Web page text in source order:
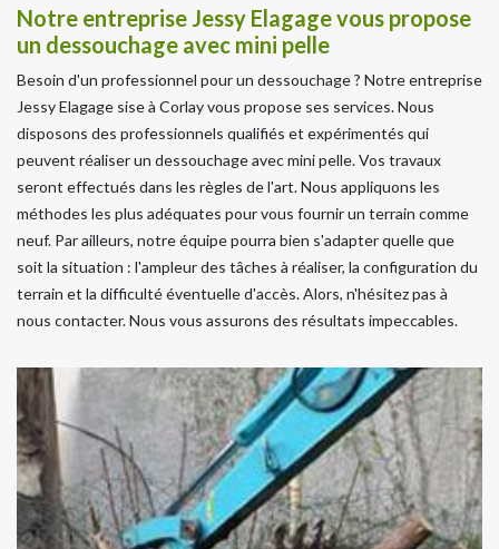
Notre entreprise Jessy Elagage vous propose
un dessouchage avec mini pelle
Besoin d'un professionnel pour un dessouchage ? Notre entreprise
Jessy Elagage sise à Corlay vous propose ses services. Nous
disposons des professionnels qualifiés et expérimentés qui
peuvent réaliser un dessouchage avec mini pelle. Vos travaux
seront effectués dans les règles de l'art. Nous appliquons les
méthodes les plus adéquates pour vous fournir un terrain comme
neuf. Par ailleurs, notre équipe pourra bien s'adapter quelle que
soit la situation : l'ampleur des tâches à réaliser, la configuration du
terrain et la difficulté éventuelle d'accès. Alors, n'hésitez pas à
nous contacter. Nous vous assurons des résultats impeccables.